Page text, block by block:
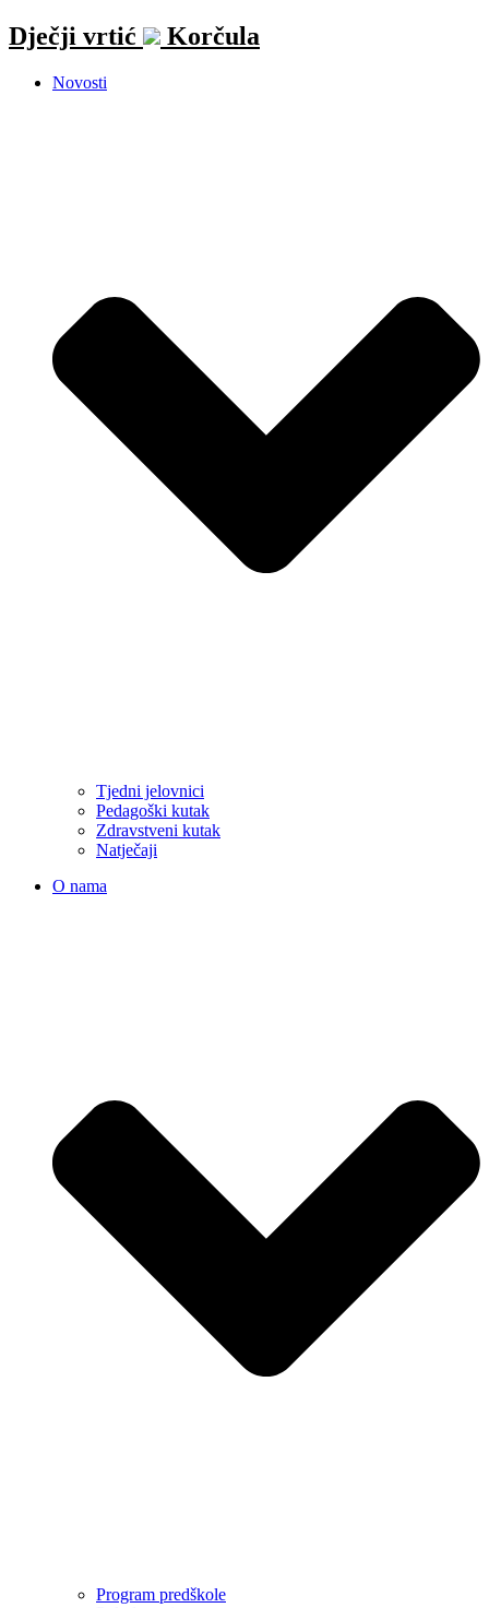
Idi
na
Dječji vrtić Korčula
Novosti
Tjedni jelovnici
Pedagoški kutak
Zdravstveni kutak
Natječaji
O nama
Program predškole